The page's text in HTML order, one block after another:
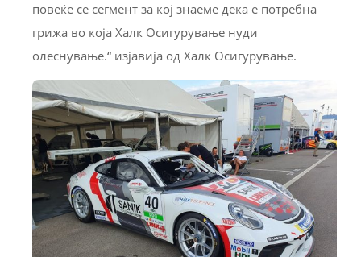
повеќе се сегмент за кој знаеме дека е потребна
грижа во која Халк Осигурување нуди
олеснување.“ изјавија од Халк Осигурување.